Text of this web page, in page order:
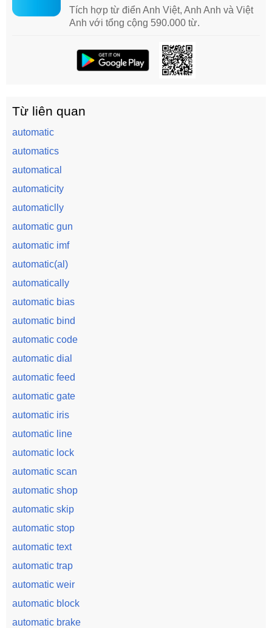
Tích hợp từ điển Anh Việt, Anh Anh và Việt
Anh với tổng cộng 590.000 từ.
Từ liên quan
automatic
automatics
automatical
automaticity
automaticlly
automatic gun
automatic imf
automatic(al)
automatically
automatic bias
automatic bind
automatic code
automatic dial
automatic feed
automatic gate
automatic iris
automatic line
automatic lock
automatic scan
automatic shop
automatic skip
automatic stop
automatic text
automatic trap
automatic weir
automatic block
automatic brake